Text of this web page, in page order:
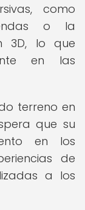
como
o la
3D, lo que
en las
terreno en
que su
en los
de
a los